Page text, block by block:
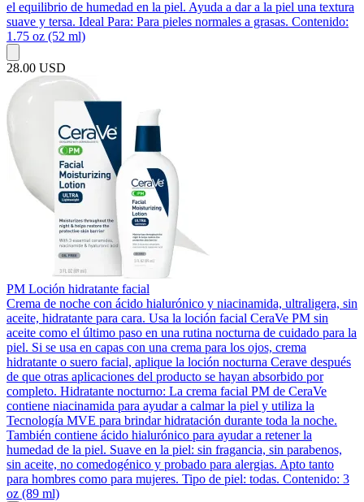
el equilibrio de humedad en la piel. Ayuda a dar a la piel una textura
suave y tersa. Ideal Para: Para pieles normales a grasas. Contenido:
1.75 oz (52 ml)
28.00 USD
PM Loción hidratante facial
Crema de noche con ácido hialurónico y niacinamida, ultraligera, sin
aceite, hidratante para cara. Usa la loción facial CeraVe PM sin
aceite como el último paso en una rutina nocturna de cuidado para la
piel. Si se usa en capas con una crema para los ojos, crema
hidratante o suero facial, aplique la loción nocturna Cerave después
de que otras aplicaciones del producto se hayan absorbido por
completo. Hidratante nocturno: La crema facial PM de CeraVe
contiene niacinamida para ayudar a calmar la piel y utiliza la
Tecnología MVE para brindar hidratación durante toda la noche.
También contiene ácido hialurónico para ayudar a retener la
humedad de la piel. Suave en la piel: sin fragancia, sin parabenos,
sin aceite, no comedogénico y probado para alergias. Apto tanto
para hombres como para mujeres. Tipo de piel: todas. Contenido: 3
oz (89 ml)